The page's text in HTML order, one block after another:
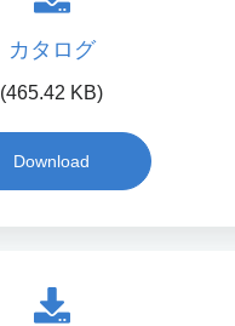
カタログ
(465.42 KB)
Download